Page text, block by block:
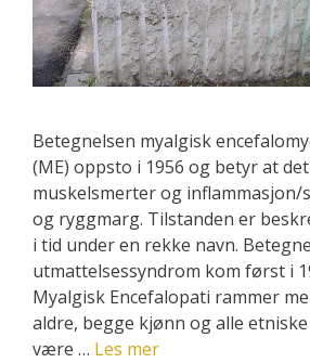
Betegnelsen myalgisk
(ME) oppsto i 1956 og betyr at
muskelsmerter og inflammasjon/
og ryggmarg. Tilstanden er
i tid under en rekke navn.
utmattelsessyndrom kom først i
Myalgisk Encefalopati rammer
aldre, begge kjønn og alle
være … Les mer